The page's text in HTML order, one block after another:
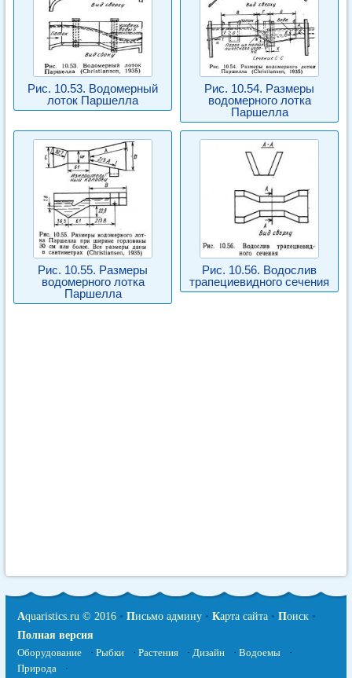
Рис. 10.53. Водомерный
лоток Паршелла
Рис. 10.54. Размеры
водомерного лотка
Паршелла
Рис. 10.55. Размеры
водомерного лотка
Паршелла
Рис. 10.56. Водослив
трапециевидного сечения
Aquaristics.ru © 2016 • Письмо админу • Карта сайта • Поиск •
Полная версия
Оборудование
· Рыбки · Растения · Дизайн · Водоемы
·
Природа
·